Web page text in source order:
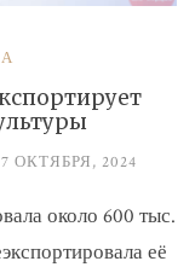
7 ОКТЯБРЯ, 2024
около 600 тыс.
её